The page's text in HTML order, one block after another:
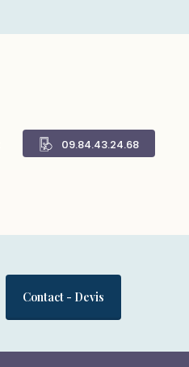
09.84.43.24.68
Contact - Devis